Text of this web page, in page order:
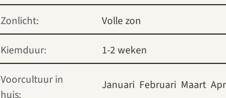
Zonlicht:
Volle zon
Kiemduur:
1-2 weken
Voorcultuur in
huis:
Januari Februari Maart